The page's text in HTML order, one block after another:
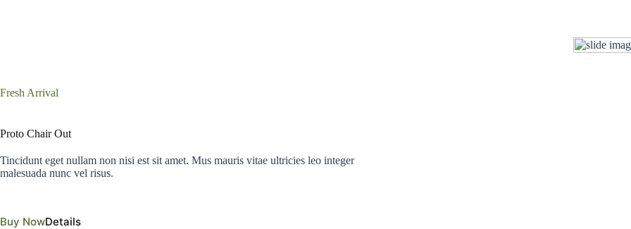
Fresh Arrival
Proto Chair Out
Tincidunt eget nullam non nisi est sit amet. Mus mauris vitae ultricies leo integer
malesuada nunc vel risus.
Buy NowDetails